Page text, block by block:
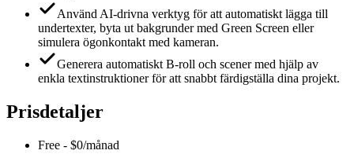
Använd AI-drivna verktyg för att automatiskt lägga till
undertexter, byta ut bakgrunder med Green Screen eller
simulera ögonkontakt med kameran.
Generera automatiskt B-roll och scener med hjälp av
enkla textinstruktioner för att snabbt färdigställa dina projekt.
Prisdetaljer
Free - $0/månad